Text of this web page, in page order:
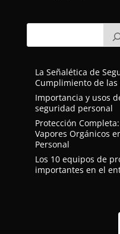
La Señalética de
Cumplimiento de las
Importancia y usos
seguridad personal
Protección
Vapores Orgánicos
Personal
Los 10 equipos de
importantes en el